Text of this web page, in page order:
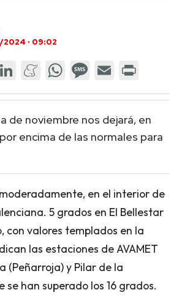
· 09:02
de noviembre nos dejará, en
encima de las normales para
en el interior de
5 grados en El Bellestar
con valores templados en la
las estaciones de AVAMET
(Peñarroja) y Pilar de la
han superado los 16 grados.